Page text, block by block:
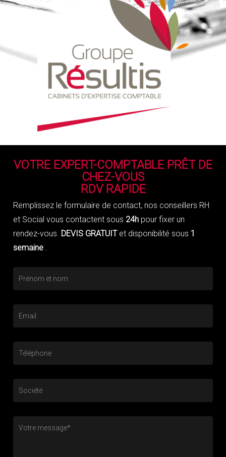
VOTRE EXPERT-COMPTABLE PRÊT DE
CHEZ-VOUS
RDV RAPIDE
Remplissez le formulaire de contact, nos conseillers RH
et Social vous contactent sous 24hpour fixer un
rendez-vous. DEVIS GRATUIT et disponibilité sous 1
semaine.